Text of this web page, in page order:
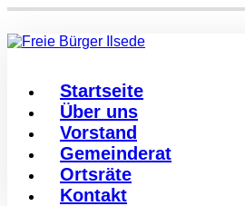
Startseite
Über uns
Vorstand
Gemeinderat
Ortsräte
Kontakt